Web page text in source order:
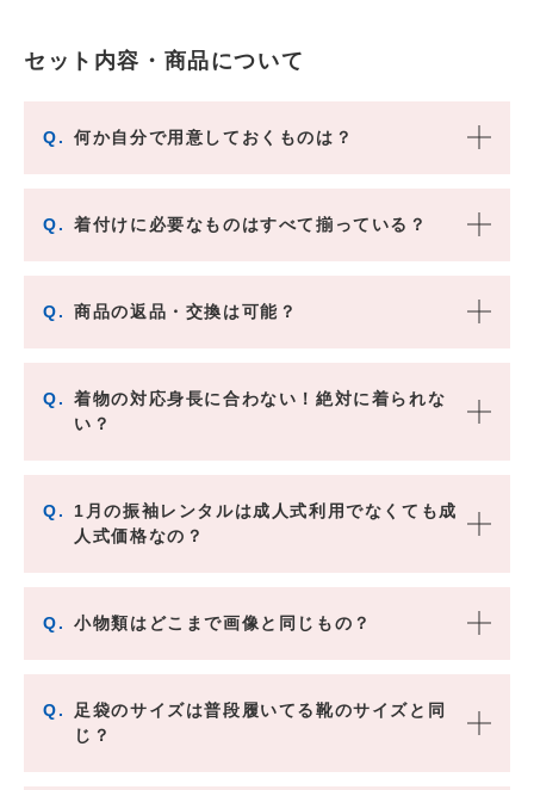
セット内容・商品について
Q. 何か自分で用意しておくものは？
Q. 着付けに必要なものはすべて揃っている？
Q. 商品の返品・交換は可能？
Q.
着物の対応身長に合わない！絶対に着られな
い？
Q.
1月の振袖レンタルは成人式利用でなくても成
人式価格なの？
Q. 小物類はどこまで画像と同じもの？
Q.
足袋のサイズは普段履いてる靴のサイズと同
じ？